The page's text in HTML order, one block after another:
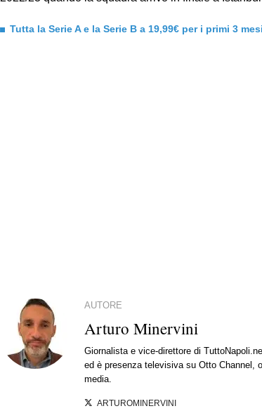
Tutta la Serie A e la Serie B a 19,99€ per i primi 3
AUTORE
Arturo Minervini
Giornalista e vice-direttore di
ed è presenza televisiva su Otto Channel,
media.
ARTUROMINERVINI